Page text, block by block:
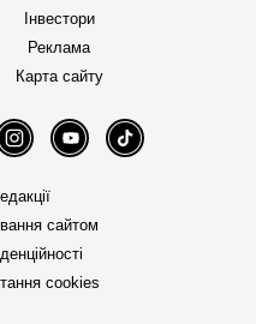
Інвестори
Реклама
Карта сайту
InstagramYouTube TikTok
сайтом
cookies